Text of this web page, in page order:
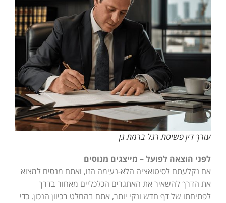
עורך דין פשיטת רגל ברמת גן
לפני הוצאה לפועל – מייצגים מנוסים
אם נקלעתם לסיטואציה הלא-נעימה הזו, ואתם מנסים למצוא
את הדרך להשאיר את האתגרים הכלכליים מאחור בדרך
לפתיחתו של דף חדש ונקי יותר, אתם בהחלט בכיוון הנכון. כדי